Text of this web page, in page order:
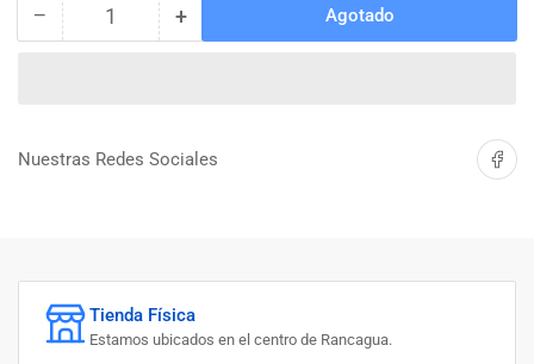
− Reducir
66
Cantidad +Aumentar
66
Agotado
Nuestras Redes Sociales Compartir
Tienda Física
Estamos ubicados en el centro de Rancagua.